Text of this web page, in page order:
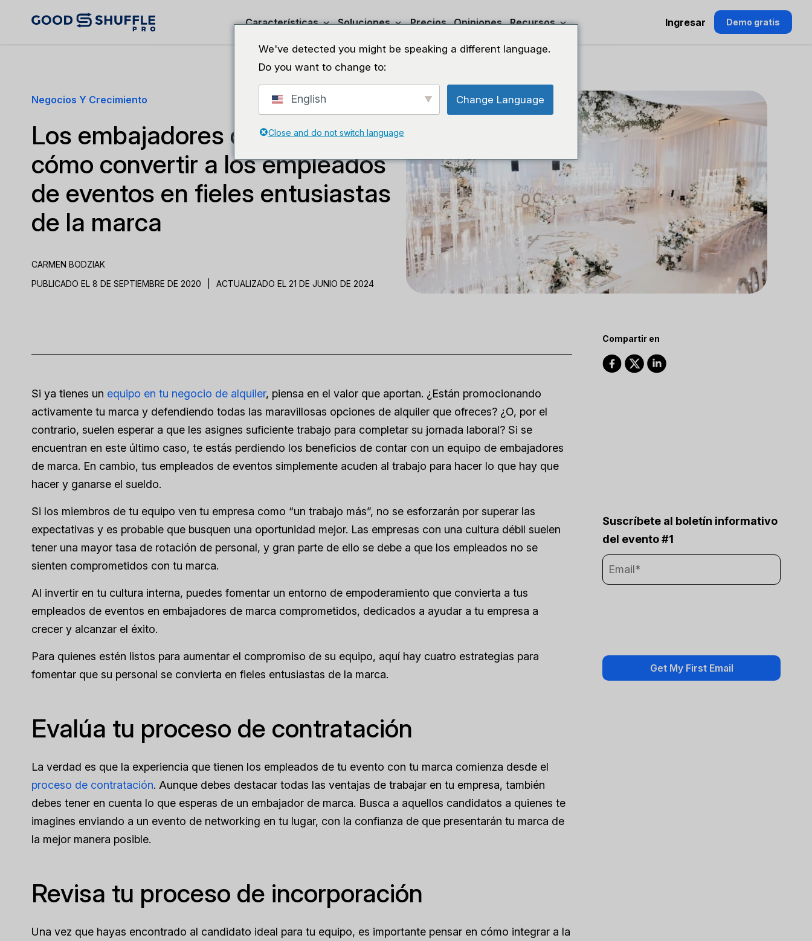
Características Soluciones Precios Opiniones Recursos Ingresar Demo gratis
Negocios Y Crecimiento
Los embajadores de marca y tú:
cómo convertir a los empleados
de eventos en fieles entusiastas
de la marca
CARMEN BODZIAK
PUBLICADO EL 8 DE SEPTIEMBRE DE 2020
ACTUALIZADO EL 21 DE JUNIO DE 2024
Si ya tienes un equipo en tu negocio de alquiler, piensa en el valor que aportan. ¿Están promocionando
activamente tu marca y defendiendo todas las maravillosas opciones de alquiler que ofreces? ¿O, por el
contrario, suelen esperar a que les asignes suficiente trabajo para completar su jornada laboral? Si se
encuentran en este último caso, te estás perdiendo los beneficios de contar con un equipo de embajadores
de marca. En cambio, tus empleados de eventos simplemente acuden al trabajo para hacer lo que hay que
hacer y ganarse el sueldo.
Si los miembros de tu equipo ven tu empresa como “un trabajo más”, no se esforzarán por superar las
expectativas y es probable que busquen una oportunidad mejor. Las empresas con una cultura débil suelen
tener una mayor tasa de rotación de personal, y gran parte de ello se debe a que los empleados no se
sienten comprometidos con tu marca.
Al invertir en tu cultura interna, puedes fomentar un entorno de empoderamiento que convierta a tus
empleados de eventos en embajadores de marca comprometidos, dedicados a ayudar a tu empresa a
crecer y alcanzar el éxito.
Para quienes estén listos para aumentar el compromiso de su equipo, aquí hay cuatro estrategias para
fomentar que su personal se convierta en fieles entusiastas de la marca.
Evalúa tu proceso de contratación
La verdad es que la experiencia que tienen los empleados de tu evento con tu marca comienza desde el
proceso de contratación. Aunque debes destacar todas las ventajas de trabajar en tu empresa, también
debes tener en cuenta lo que esperas de un embajador de marca. Busca a aquellos candidatos a quienes te
imagines enviando a un evento de networking en tu lugar, con la confianza de que presentarán tu marca de
la mejor manera posible.
Revisa tu proceso de incorporación
Una vez que hayas encontrado al candidato ideal para tu equipo, es importante pensar en cómo integrar a la
Compartir en
Suscríbete al boletín informativo
del evento #1
We've detected you might be speaking a different language.
Do you want to change to:
English Change Language
Close and do not switch language